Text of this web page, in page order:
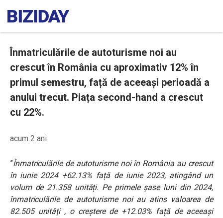
Înmatriculările de autoturisme noi au
crescut în România cu aproximativ 12% în
primul semestru, față de aceeași perioadă a
anului trecut. Piața second-hand a crescut
cu 22%.
acum 2 ani
”Înmatriculările de autoturisme noi în România au crescut
în iunie 2024 +62.13% față de iunie 2023, atingând un
volum de 21.358 unități. Pe primele șase luni din 2024,
înmatriculările de autoturisme noi au atins valoarea de
82.505 unități , o creștere de +12.03% față de aceeași